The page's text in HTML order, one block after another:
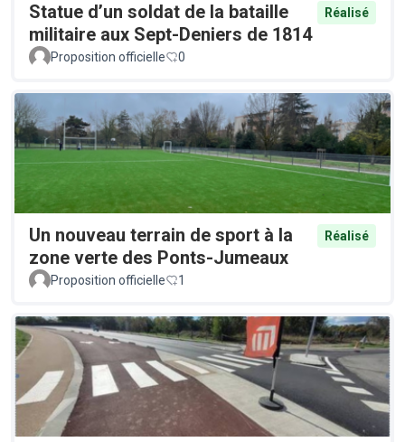
Statue d’un soldat de la bataille
militaire aux Sept-Deniers de 1814
Réalisé
Proposition officielle 0
Un nouveau terrain de sport à la
zone verte des Ponts-Jumeaux
Réalisé
Proposition officielle 1